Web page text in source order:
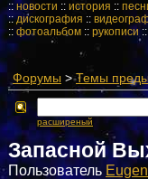
:: новости :: история ::
::дискография ::
:: фотоальбом :: рукописи ::
Форумы >Темы
расширеный
Запасной
Пользователь